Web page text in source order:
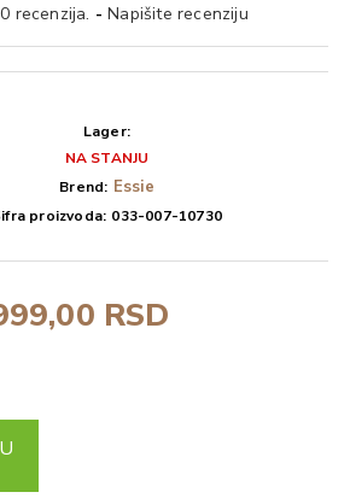
recenzija. - Napišite recenziju
RSD
Lager:
NA STANJU
Brend: Essie
proizvoda: 033-007-10730